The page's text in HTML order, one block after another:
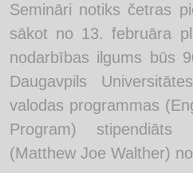
Semināri notiks četras
sākot no 13. februāra
nodarbības ilgums būs
Daugavpils
valodas programmas
Program)
(Matthew Joe Walther)